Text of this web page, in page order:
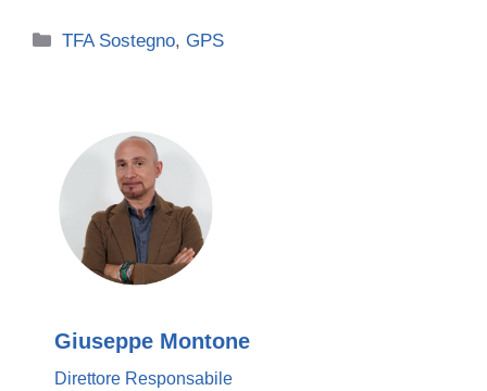
Categorie
TFA Sostegno, GPS
Giuseppe Montone
Direttore Responsabile